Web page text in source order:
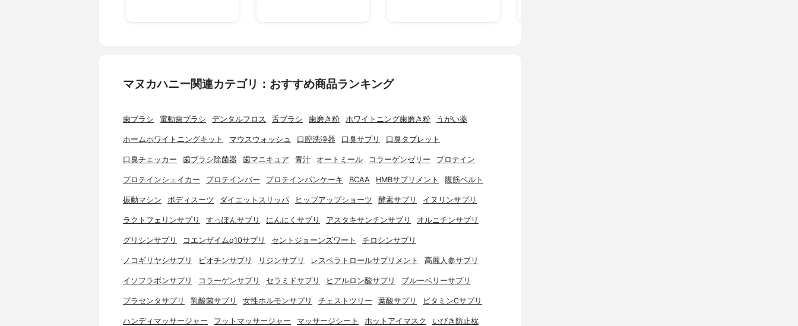
マヌカハニー関連カテゴリ：おすすめ商品ランキング
歯ブラシ 電動歯ブラシ デンタルフロス 舌ブラシ 歯磨き粉 ホワイトニング歯磨き粉 うがい薬
ホームホワイトニングキット マウスウォッシュ 口腔洗浄器 口臭サプリ 口臭タブレット
口臭チェッカー 歯ブラシ除菌器 歯マニキュア 青汁 オートミール コラーゲンゼリー プロテイン
プロテインシェイカー プロテインバー プロテインパンケーキ BCAA HMBサプリメント 腹筋ベルト
振動マシン ボディスーツ ダイエットスリッパ ヒップアップショーツ 酵素サプリ イヌリンサプリ
ラクトフェリンサプリ すっぽんサプリ にんにくサプリ アスタキサンチンサプリ オルニチンサプリ
グリシンサプリ コエンザイムq10サプリ セントジョーンズワート チロシンサプリ
ノコギリヤシサプリ ビオチンサプリ リジンサプリ レスベラトロールサプリメント 高麗人参サプリ
イソフラボンサプリ コラーゲンサプリ セラミドサプリ ヒアルロン酸サプリ ブルーベリーサプリ
プラセンタサプリ 乳酸菌サプリ 女性ホルモンサプリ チェストツリー 葉酸サプリ ビタミンCサプリ
ハンディマッサージャー フットマッサージャー マッサージシート ホットアイマスク いびき防止枕